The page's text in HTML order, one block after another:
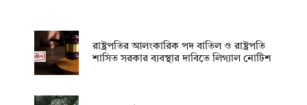
রাষ্ট্রপতির আলংকারিক পদ বাতিল ও রাষ্ট্রপতি
শাসিত সরকার ব্যবস্থার দাবিতে লিগ্যাল নোটিশ